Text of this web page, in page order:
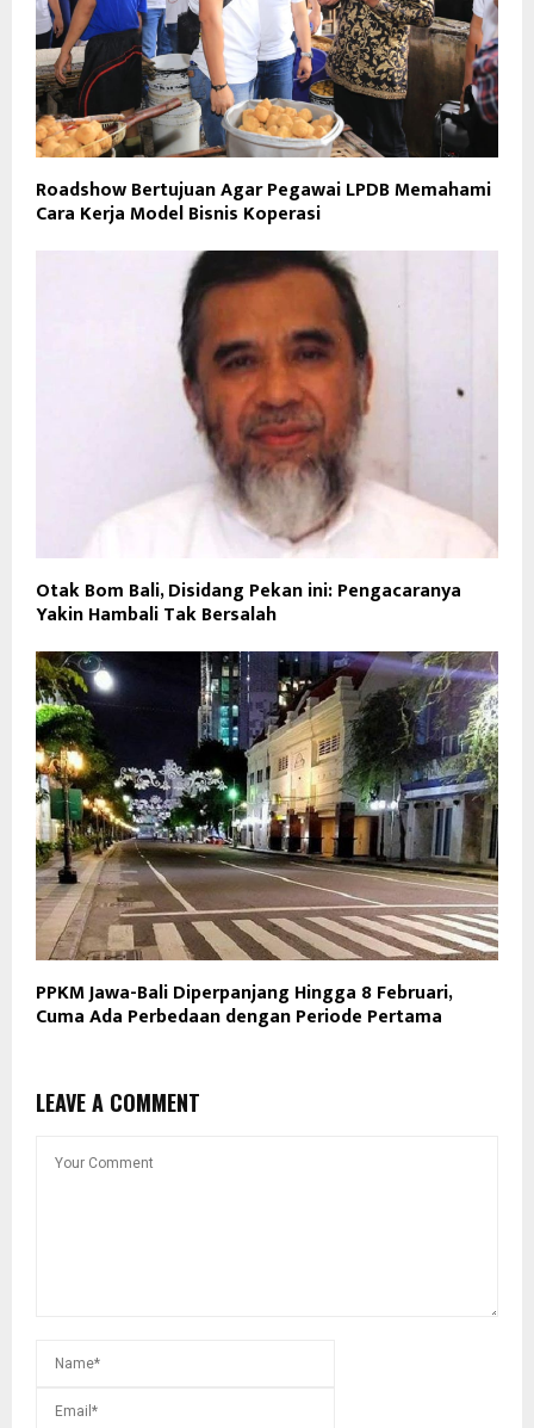
Roadshow Bertujuan Agar Pegawai LPDB Memahami
Cara Kerja Model Bisnis Koperasi
Otak Bom Bali, Disidang Pekan ini: Pengacaranya
Yakin Hambali Tak Bersalah
PPKM Jawa-Bali Diperpanjang Hingga 8 Februari,
Cuma Ada Perbedaan dengan Periode Pertama
LEAVE A COMMENT